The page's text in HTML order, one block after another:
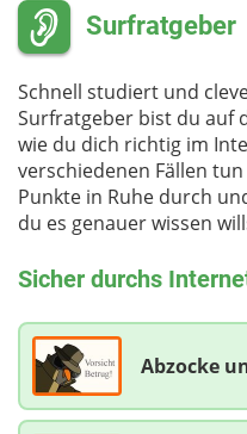
Surfratgeber
Schnell studiert und
Surfratgeber bist du auf
wie du dich richtig im
verschiedenen Fällen
Punkte in Ruhe durch
du es genauer wissen
Sicher durchs
Abzocke